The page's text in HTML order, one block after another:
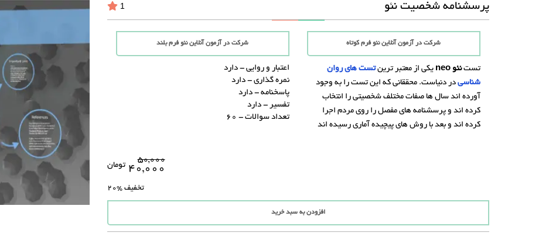
پرسشنامه شخصیت نئو 1
شرکت در آزمون آنلاین نئو فرم کوتاه شرکت در آزمون آنلاین نئو فرم بلند
تستنئو neo یکی از معتبر ترینتست های روان
شناسی در دنیاست. محققانی که این تست را به وجود
آورده اند سال ها صفات مختلف شخصیتی را انتخاب
کرده اند و پرسشنامه های مفصل را روی مردم اجرا
کرده اند و بعد با روش های پیچیده آماری رسیده اند
اعتبار و روایی - دارد
نمره گذاری - دارد
پاسخنامه - دارد
تفسیر - دارد
تعداد سوالات - 60
۵۰,۰۰۰
۴۰,۰۰۰ تومان
تخفیف %20
افزودن به سبد خرید